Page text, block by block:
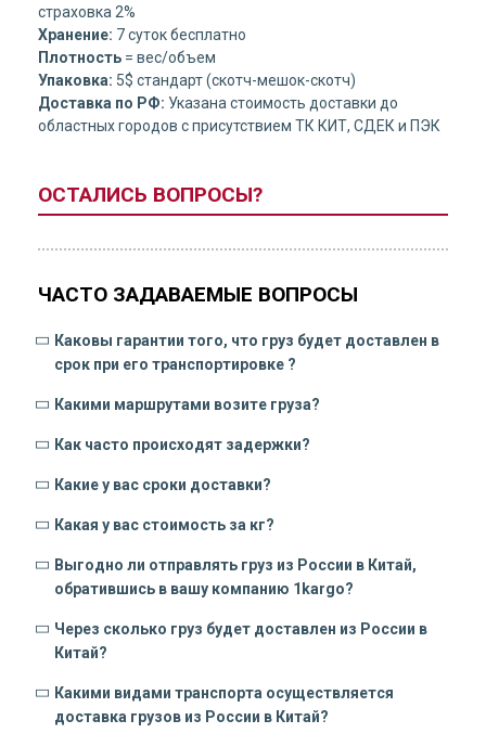
страховка 2%
Хранение: 7 суток бесплатно
Плотность = вес/объем
Упаковка: 5$ стандарт (скотч-мешок-скотч)
Доставка по РФ: Указана стоимость доставки до
областных городов с присутствием ТК КИТ, СДЕК и ПЭК
ОСТАЛИСЬ ВОПРОСЫ?
ЧАСТО ЗАДАВАЕМЫЕ ВОПРОСЫ
Каковы гарантии того, что груз будет доставлен в
срок при его транспортировке ?
Какими маршрутами возите груза?
Как часто происходят задержки?
Какие у вас сроки доставки?
Какая у вас стоимость за кг?
Выгодно ли отправлять груз из России в Китай,
обратившись в вашу компанию 1kargo?
Через сколько груз будет доставлен из России в
Китай?
Какими видами транспорта осуществляется
доставка грузов из России в Китай?